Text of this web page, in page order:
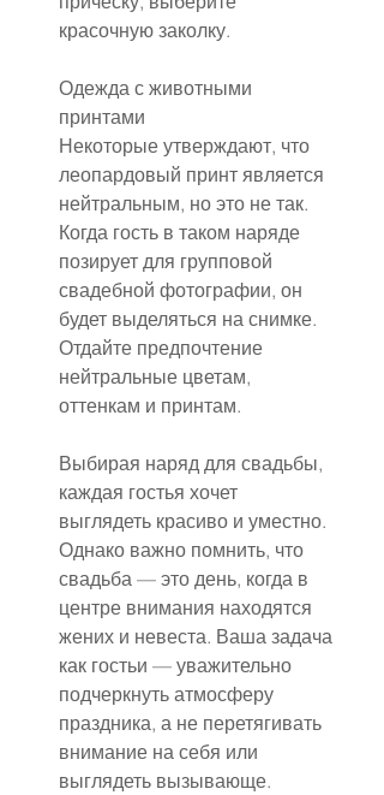
красочную заколку.
Одежда с животными
принтами
Некоторые утверждают, что
леопардовый принт является
нейтральным, но это не так.
Когда гость в таком наряде
позирует для групповой
свадебной фотографии, он
будет выделяться на снимке.
Отдайте предпочтение
нейтральные цветам,
оттенкам и принтам.
Выбирая наряд для свадьбы,
каждая гостья хочет
выглядеть красиво и уместно.
Однако важно помнить, что
свадьба — это день, когда в
центре внимания находятся
жених и невеста. Ваша задача
как гостьи — уважительно
подчеркнуть атмосферу
праздника, а не перетягивать
внимание на себя или
выглядеть вызывающе.